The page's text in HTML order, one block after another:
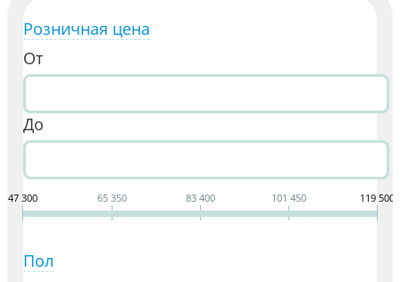
Розничная цена
От
До
47 300 65 350 83 400 101 450 119 500
Пол